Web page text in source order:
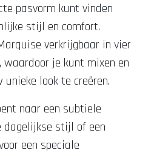
pasvorm kunt vinden
stijl en comfort.
verkrijgbaar in vier
waardoor je kunt mixen en
look te creëren.
naar een subtiele
dagelijkse stijl of een
een speciale